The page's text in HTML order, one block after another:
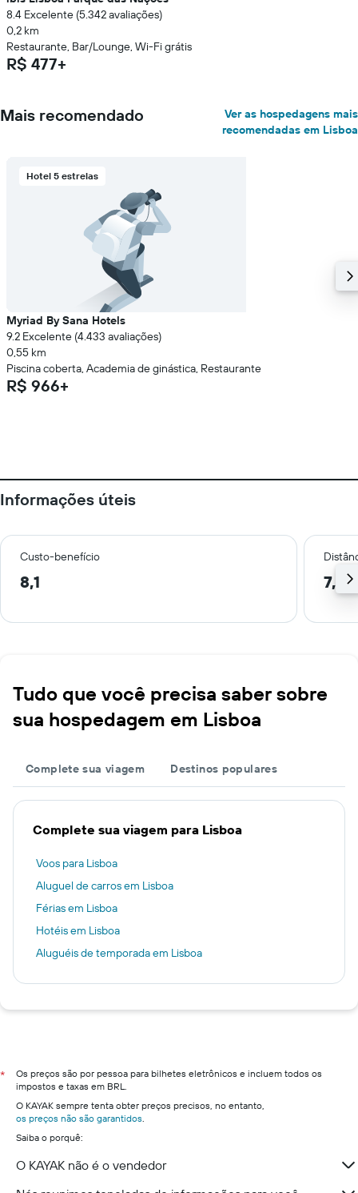
8.4 Excelente (5.342 avaliações)
0,2 km
Restaurante, Bar/Lounge, Wi-Fi grátis
R$ 477+
Mais recomendado
Ver as hospedagens mais
recomendadas em Lisboa
Hotel 5 estrelas
Myriad By Sana Hotels
9.2 Excelente (4.433 avaliações)
0,55 km
Piscina coberta, Academia de ginástica, Restaurante
R$ 966+
Informações úteis
Custo-benefício
8,1 7,2
Tudo que você precisa saber sobre
sua hospedagem em Lisboa
Complete sua viagem Destinos populares
Complete sua viagem para Lisboa
Voos para Lisboa
Aluguel de carros em Lisboa
Férias em Lisboa
Hotéis em Lisboa
Aluguéis de temporada em Lisboa
*
Os preços são por pessoa para bilhetes eletrônicos e incluem todos os
impostos e taxas em BRL.
O KAYAK sempre tenta obter preços precisos, no entanto,
os preços não são garantidos.
Saiba o porquê:
O KAYAK não é o vendedor